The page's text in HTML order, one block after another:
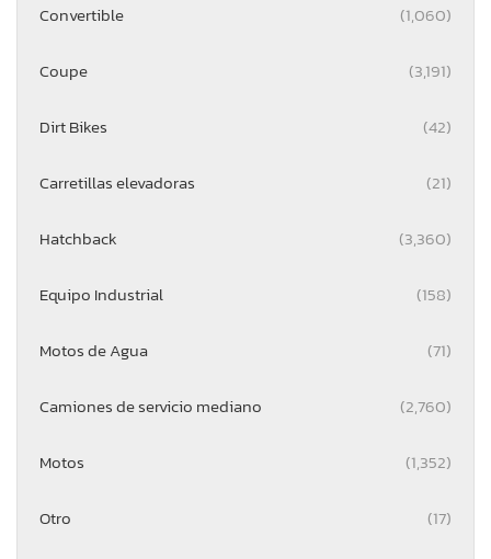
Convertible (1,060)
Coupe (3,191)
Dirt Bikes (42)
Carretillas elevadoras (21)
Hatchback (3,360)
Equipo Industrial (158)
Motos de Agua (71)
Camiones de servicio mediano (2,760)
Motos (1,352)
Otro (17)